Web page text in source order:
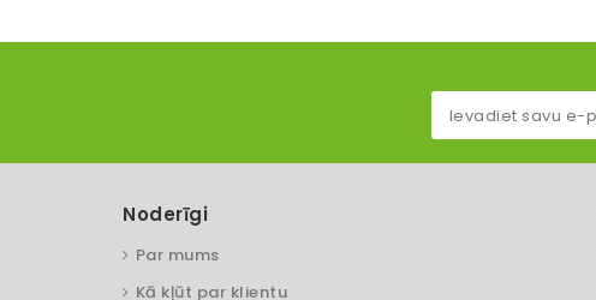
Noderīgi
Par mums
Kā kļūt par klientu